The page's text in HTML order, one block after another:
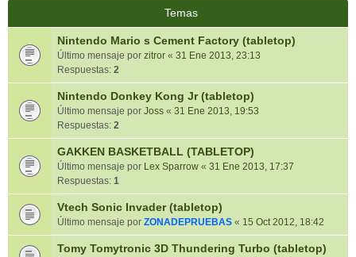
Temas
Nintendo Mario s Cement Factory (tabletop)
Último mensaje por zitror « 31 Ene 2013, 23:13
Respuestas: 2
Nintendo Donkey Kong Jr (tabletop)
Último mensaje por Joss « 31 Ene 2013, 19:53
Respuestas: 2
GAKKEN BASKETBALL (TABLETOP)
Último mensaje por Lex Sparrow « 31 Ene 2013, 17:37
Respuestas: 1
Vtech Sonic Invader (tabletop)
Último mensaje por ZONADEPRUEBAS « 15 Oct 2012, 18:42
Tomy Tomytronic 3D Thundering Turbo (tabletop)